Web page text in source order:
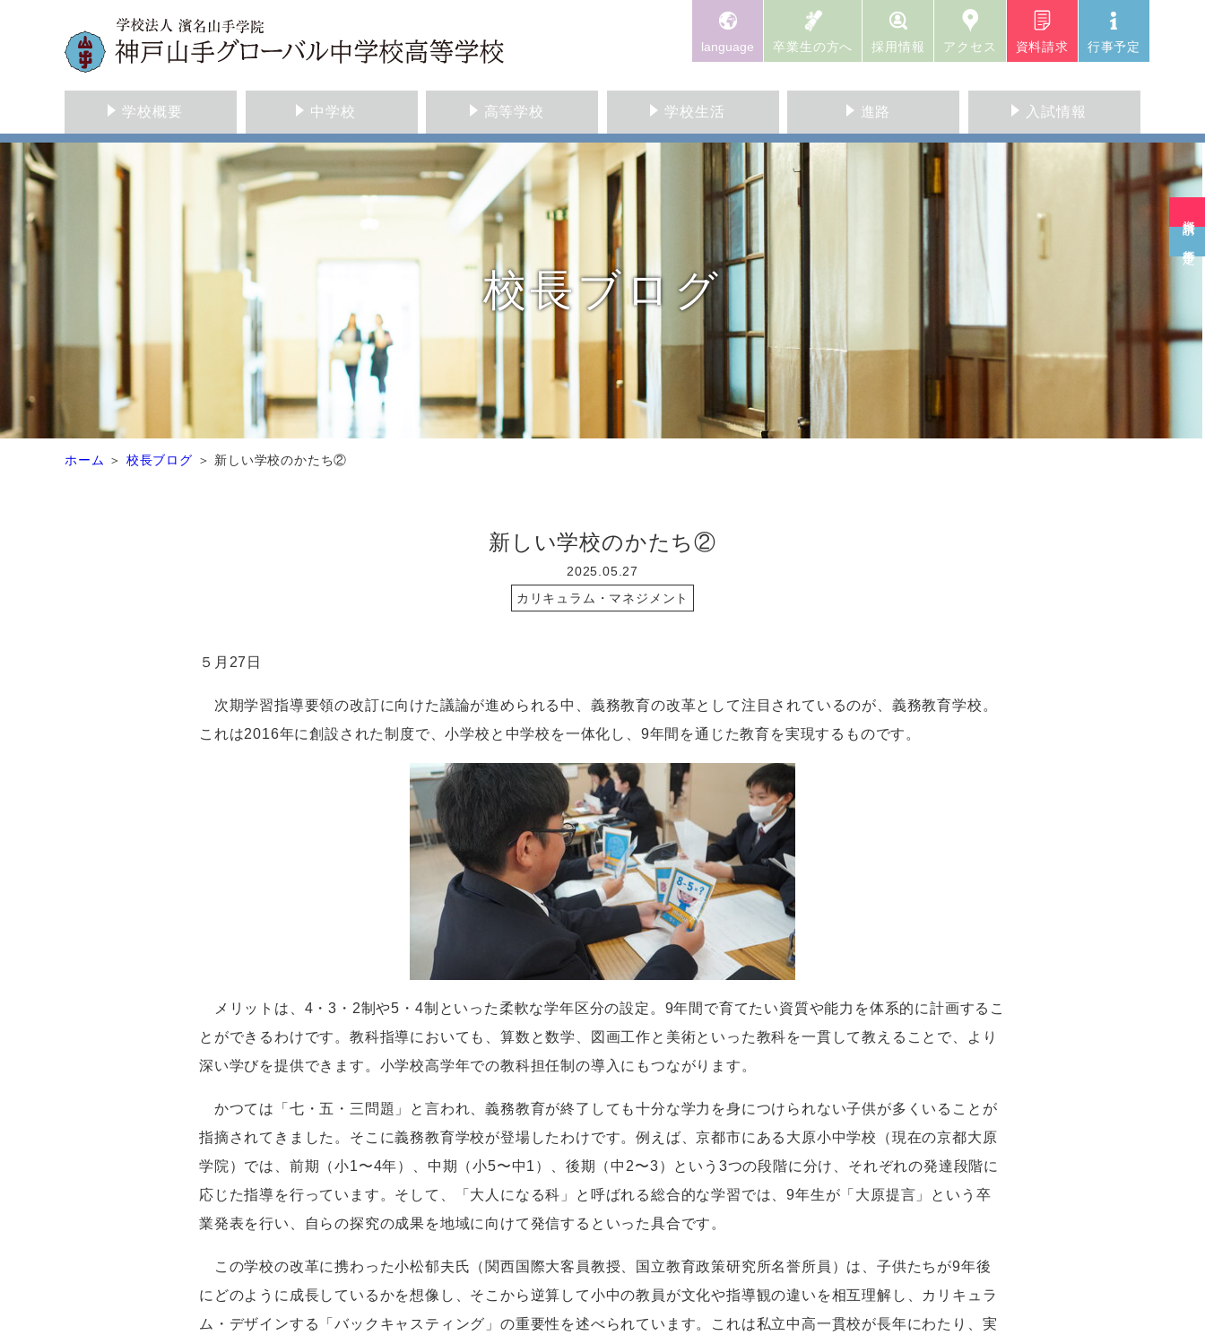
language 卒業生の方へ 採用情報 アクセス 資料請求 行事予定
学校概要 中学校 高等学校 学校生活 進路 入試情報
校長ブログ
ホーム 校長ブログ 新しい学校のかたち②
新しい学校のかたち②
2025.05.27
カリキュラム・マネジメント
５月27日
次期学習指導要領の改訂に向けた議論が進められる中、義務教育の改革として注目されているのが、義務教育学校。
これは2016年に創設された制度で、小学校と中学校を一体化し、 9年間を通じた教育を実現するものです。
メリットは、 4 ・3 ・ 2制や5 ・ 4制といった柔軟な学年区分の設定。 9年間で育てたい資質や能力を体系的に計画するこ
とができるわけです。教科指導においても、算数と数学、図画工作と美術といった教科を一貫して教えることで、より
深い学びを提供できます。小学校高学年での教科担任制の導入にもつながります。
かつては「七・五・三問題」と言われ、義務教育が終了しても十分な学力を身につけられない子供が多くいることが
指摘されてきました。そこに義務教育学校が登場したわけです。例えば、京都市にある大原小中学校（現在の京都大原
学院）では、前期（小1〜4年）、中期（小5〜中1 ）、後期（中 2〜3）という 3つの段階に分け、それぞれの発達段階に
応じた指導を行っています。そして、「大人になる科」と呼ばれる総合的な学習では、9年生が「大原提言」という卒
業発表を行い、自らの探究の成果を地域に向けて発信するといった具合です。
この学校の改革に携わった小松郁夫氏（関西国際大客員教授、国立教育政策研究所名誉所員）は、子供たちが9年後
にどのように成長しているかを想像し、そこから逆算して小中の教員が文化や指導観の違いを相互理解し、カリキュラ
ム・デザインする「バックキャスティング」の重要性を述べられています。これは私立中高一貫校が長年にわたり、実